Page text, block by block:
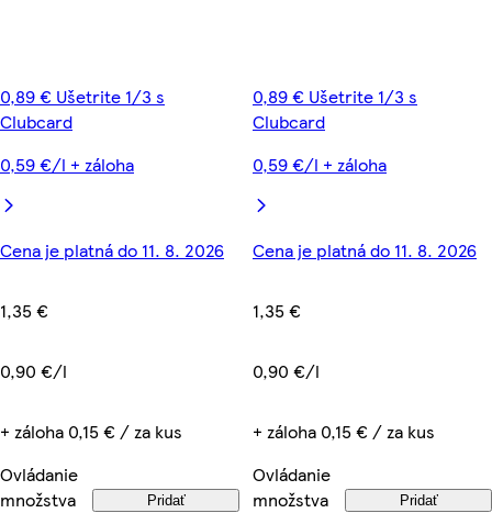
0,89 € Ušetrite 1/3 s
Clubcard
0,59 €/l + záloha
Cena je platná do 11. 8. 2026
1,35 €
0,90 €/l
+ záloha 0,15 € / za kus
Ovládanie
množstva
Pridať
0,89 € Ušetrite 1/3 s
Clubcard
0,59 €/l + záloha
Cena je platná do 11. 8. 2026
1,35 €
0,90 €/l
+ záloha 0,15 € / za kus
Ovládanie
množstva
Pridať